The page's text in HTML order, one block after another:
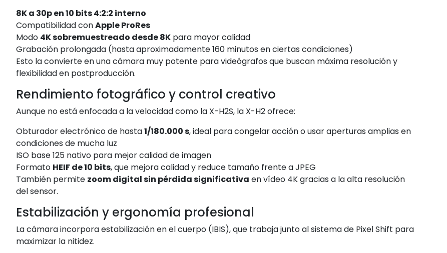
8K a 30p en 10 bits 4:2:2 interno
Compatibilidad conApple ProRes
Modo 4K sobremuestreado desde 8K para mayor calidad
Grabación prolongada (hasta aproximadamente 160 minutos en ciertas condiciones)
Esto la convierte en una cámara muy potente para videógrafos que buscan máxima resolución y
flexibilidad en postproducción.
Rendimiento fotográfico y control creativo
Aunque no está enfocada a la velocidad como la X-H2S, la X-H2 ofrece:
Obturador electrónico de hasta1/180.000 s, ideal para congelar acción o usar aperturas amplias en
condiciones de mucha luz
ISO base 125 nativo para mejor calidad de imagen
Formato HEIF de 10 bits, que mejora calidad y reduce tamaño frente a JPEG
También permite zoom digital sin pérdida significativa en vídeo 4K gracias a la alta resolución
del sensor.
Estabilización y ergonomía profesional
La cámara incorpora estabilización en el cuerpo (IBIS), que trabaja junto al sistema de Pixel Shift para
maximizar la nitidez.